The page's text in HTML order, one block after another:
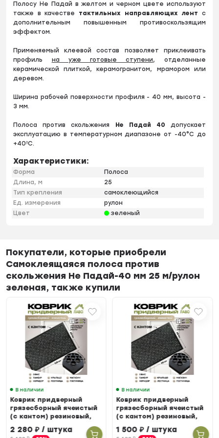
Полосу Не Падай в желтом и черном цвете используют
также в качестве тактильных направляющих лент с
дополнительным повышенным противоскользящим
эффектом.
Применяемый клеевой состав позволяет приклеивать
профиль на уже готовые ступени, отделанные
керамической плиткой, керамогранитом, мрамором или
деревом.
Ширина рабочей поверхности профиля - 40 мм, высота -
3 мм.
Полоса против скольжения Не Падай 40 допускает
эксплуатацию в температурном диапазоне от -40°С до
+40ºС.
Характеристики:
Форма
Полоса
Длина, м
25
Тип крепления
самоклеющийся
Ед. измерения
рулон
Цвет
зеленый
Покупатели, которые приобрели
Самоклеящаяся полоса против
скольжения Не Падай-40 мм 25 м/рулон
зеленая, также купили
В наличии
Коврик придверный
грязесборный ячеистый
(с кантом) резиновый,
80 х 120 см
2 280₽/ штука
В наличии
Коврик придверный
грязесборный ячеистый
(с кантом) резиновый,
60 х 90 см
1 500₽/ штука